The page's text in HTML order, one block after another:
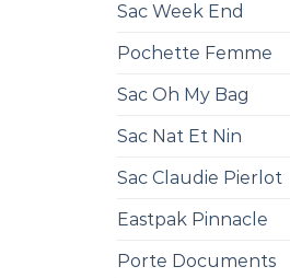
Sac Week End
Pochette Femme
Sac Oh My Bag
Sac Nat Et Nin
Sac Claudie Pierlot
Eastpak Pinnacle
Porte Documents